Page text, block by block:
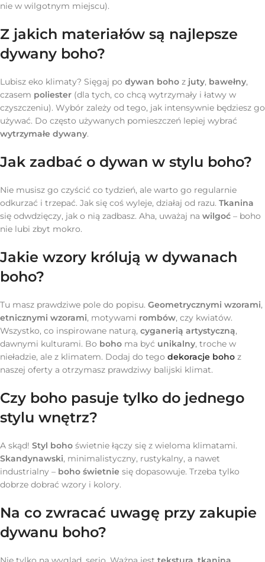
nie w wilgotnym miejscu).
Z jakich materiałów są najlepsze
dywany boho?
Lubisz eko klimaty? Sięgaj po dywan boho z juty, bawełny,
czasem poliester (dla tych, co chcą wytrzymały i łatwy w
czyszczeniu). Wybór zależy od tego, jak intensywnie będziesz go
używać. Do często używanych pomieszczeń lepiej wybrać
wytrzymałe dywany.
Jak zadbać o dywan w stylu boho?
Nie musisz go czyścić co tydzień, ale warto go regularnie
odkurzać i trzepać. Jak się coś wyleje, działaj od razu. Tkanina
się odwdzięczy, jak o nią zadbasz. Aha, uważaj na wilgoć – boho
nie lubi zbyt mokro.
Jakie wzory królują w dywanach
boho?
Tu masz prawdziwe pole do popisu. Geometrycznymi wzorami,
etnicznymi wzorami, motywami rombów, czy kwiatów.
Wszystko, co inspirowane naturą, cyganerią artystyczną,
dawnymi kulturami. Bo boho ma być unikalny, troche w
nieładzie, ale z klimatem. Dodaj do tego dekoracje boho z
naszej oferty a otrzymasz prawdziwy balijski klimat.
Czy boho pasuje tylko do jednego
stylu wnętrz?
A skąd! Styl boho świetnie łączy się z wieloma klimatami.
Skandynawski, minimalistyczny, rustykalny, a nawet
industrialny – boho świetnie się dopasowuje. Trzeba tylko
dobrze dobrać wzory i kolory.
Na co zwracać uwagę przy zakupie
dywanu boho?